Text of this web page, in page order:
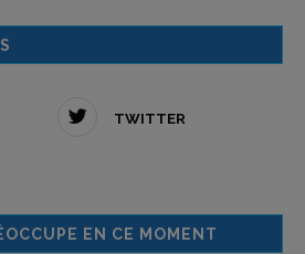
TWITTER
EN CE MOMENT